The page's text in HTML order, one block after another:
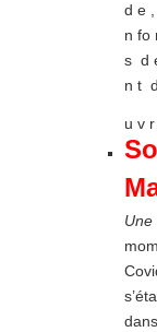
d e
n fo
s d
n t
u v
Une